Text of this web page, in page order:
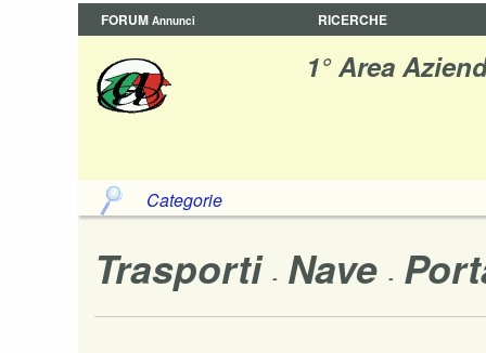
FORUM Annunci RICERCHE
1° Area
Categorie
Trasporti -Nave -